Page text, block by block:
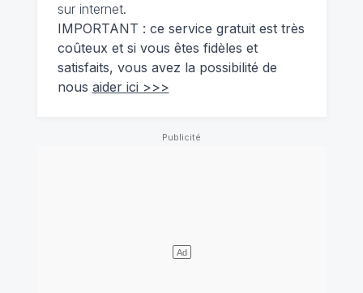
sur internet.
IMPORTANT : ce service gratuit est très
coûteux et si vous êtes fidèles et
satisfaits, vous avez la possibilité de
nous aider ici >>>